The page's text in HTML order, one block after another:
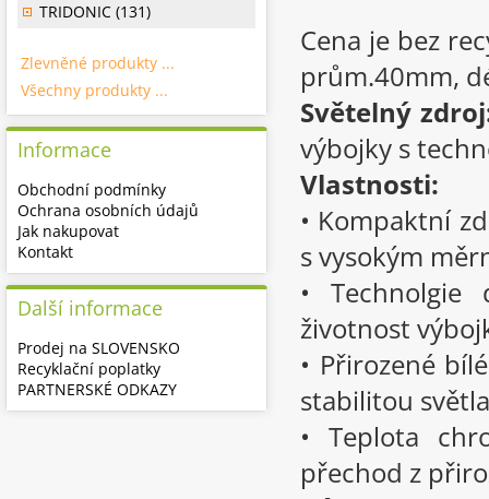
Cena je bez
prům.40mm,
Světelný
výbojky s
Vlastnosti:
• Kompaktní
s vysokým
•
životnost
• Přirozené
stabilitou
• Teplota
přechod z
TRIDONIC (131)
Zlevněné produkty ...
Všechny produkty ...
Informace
Obchodní podmínky
Ochrana osobních údajů
Jak nakupovat
Kontakt
Další informace
Prodej na SLOVENSKO
Recyklační poplatky
PARTNERSKÉ ODKAZY